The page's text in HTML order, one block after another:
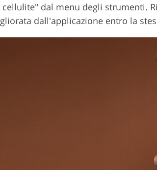
cellulite" dal menu degli strumenti.
dall'applicazione entro la